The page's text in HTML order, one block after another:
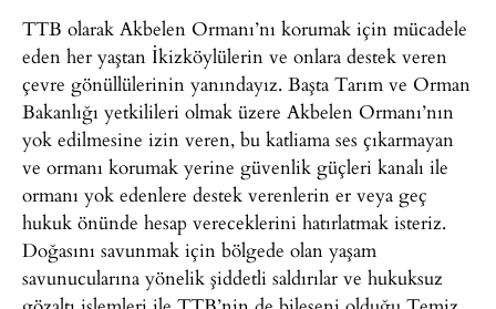
TTB olarak Akbelen Ormanı’nı korumak için mücadele
eden her yaştan İkizköylülerin ve onlara destek veren
çevre gönüllülerinin yanındayız. Başta Tarım ve Orman
Bakanlığı yetkilileri olmak üzere Akbelen Ormanı’nın
yok edilmesine izin veren, bu katliama ses çıkarmayan
ve ormanı korumak yerine güvenlik güçleri kanalı ile
ormanı yok edenlere destek verenlerin er veya geç
hukuk önünde hesap vereceklerini hatırlatmak isteriz.
Doğasını savunmak için bölgede olan yaşam
savunucularına yönelik şiddetli saldırılar ve hukuksuz